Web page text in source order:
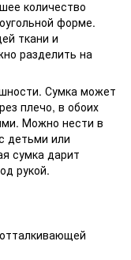
количество
форме.
ткани и
разделить на
Сумка может
плечо, в обоих
Можно нести в
детьми или
сумка дарит
рукой.